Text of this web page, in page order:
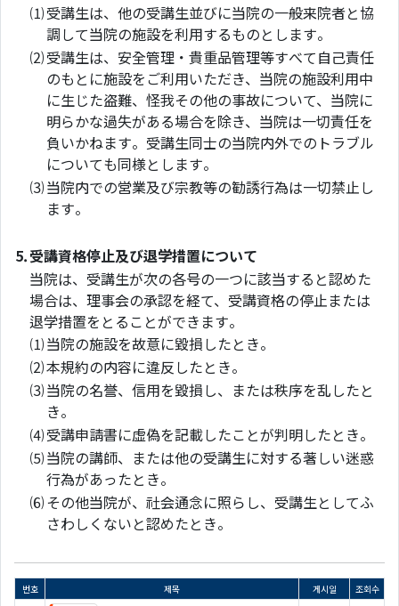
⑴受講生は、他の受講生並びに当院の一般来院者と協
調して当院の施設を利用するものとします。
⑵受講生は、安全管理・貴重品管理等すべて自己責任
のもとに施設をご利用いただき、当院の施設利用中
に生じた盗難、怪我その他の事故について、当院に
明らかな過失がある場合を除き、当院は一切責任を
負いかねます。受講生同士の当院内外でのトラブル
についても同様とします。
⑶当院内での営業及び宗教等の勧誘行為は一切禁止し
ます。
5.受講資格停止及び退学措置について
当院は、受講生が次の各号の一つに該当すると認めた
場合は、理事会の承認を経て、受講資格の停止または
退学措置をとることができます。
⑴当院の施設を故意に毀損したとき。
⑵本規約の内容に違反したとき。
⑶当院の名誉、信用を毀損し、または秩序を乱したと
き。
⑷受講申請書に虚偽を記載したことが判明したとき。
⑸当院の講師、または他の受講生に対する著しい迷惑
行為があったとき。
⑹その他当院が、社会通念に照らし、受講生としてふ
さわしくないと認めたとき。
번호 제목 게시일
조회수